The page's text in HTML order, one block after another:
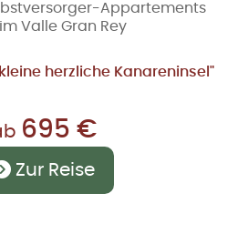
Appartements
Valle Gran Rey
herzliche Kanareninsel"
695 €
Zur Reise